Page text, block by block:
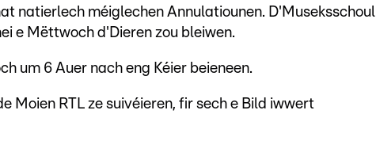
natierlech méiglechen Annulatiounen. D'Museksschoul
e Mëttwoch d'Dieren zou bleiwen.
um 6 Auer nach eng Kéier beieneen.
Moien RTL ze suivéieren, fir sech e Bild iwwert